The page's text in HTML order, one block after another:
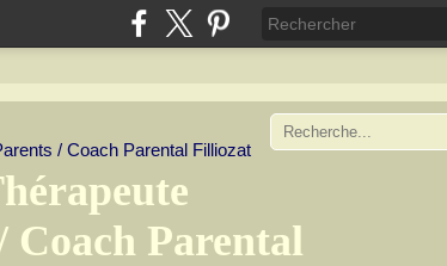
Coach Parental